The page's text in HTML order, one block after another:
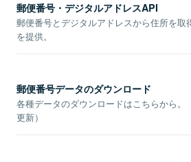
郵便番号・デジタルアドレスAPI
郵便番号とデジタルアドレスから住所を取
を提供。
郵便番号データのダウンロード
各種データのダウンロードはこちらから。
更新）